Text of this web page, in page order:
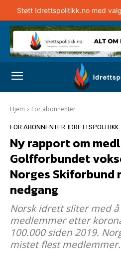
Støtt Idrettspolitikk.no med
Hjem For abonnenter
FOR ABONNENTER IDRETTSPOLITIKK
Ny rapport om
Golfforbundet
Norges Skiforbund
nedgang
Norsk idrett sliter med
medlemmer etter
100.000 siden 2019.
mistet flest medlemmer.